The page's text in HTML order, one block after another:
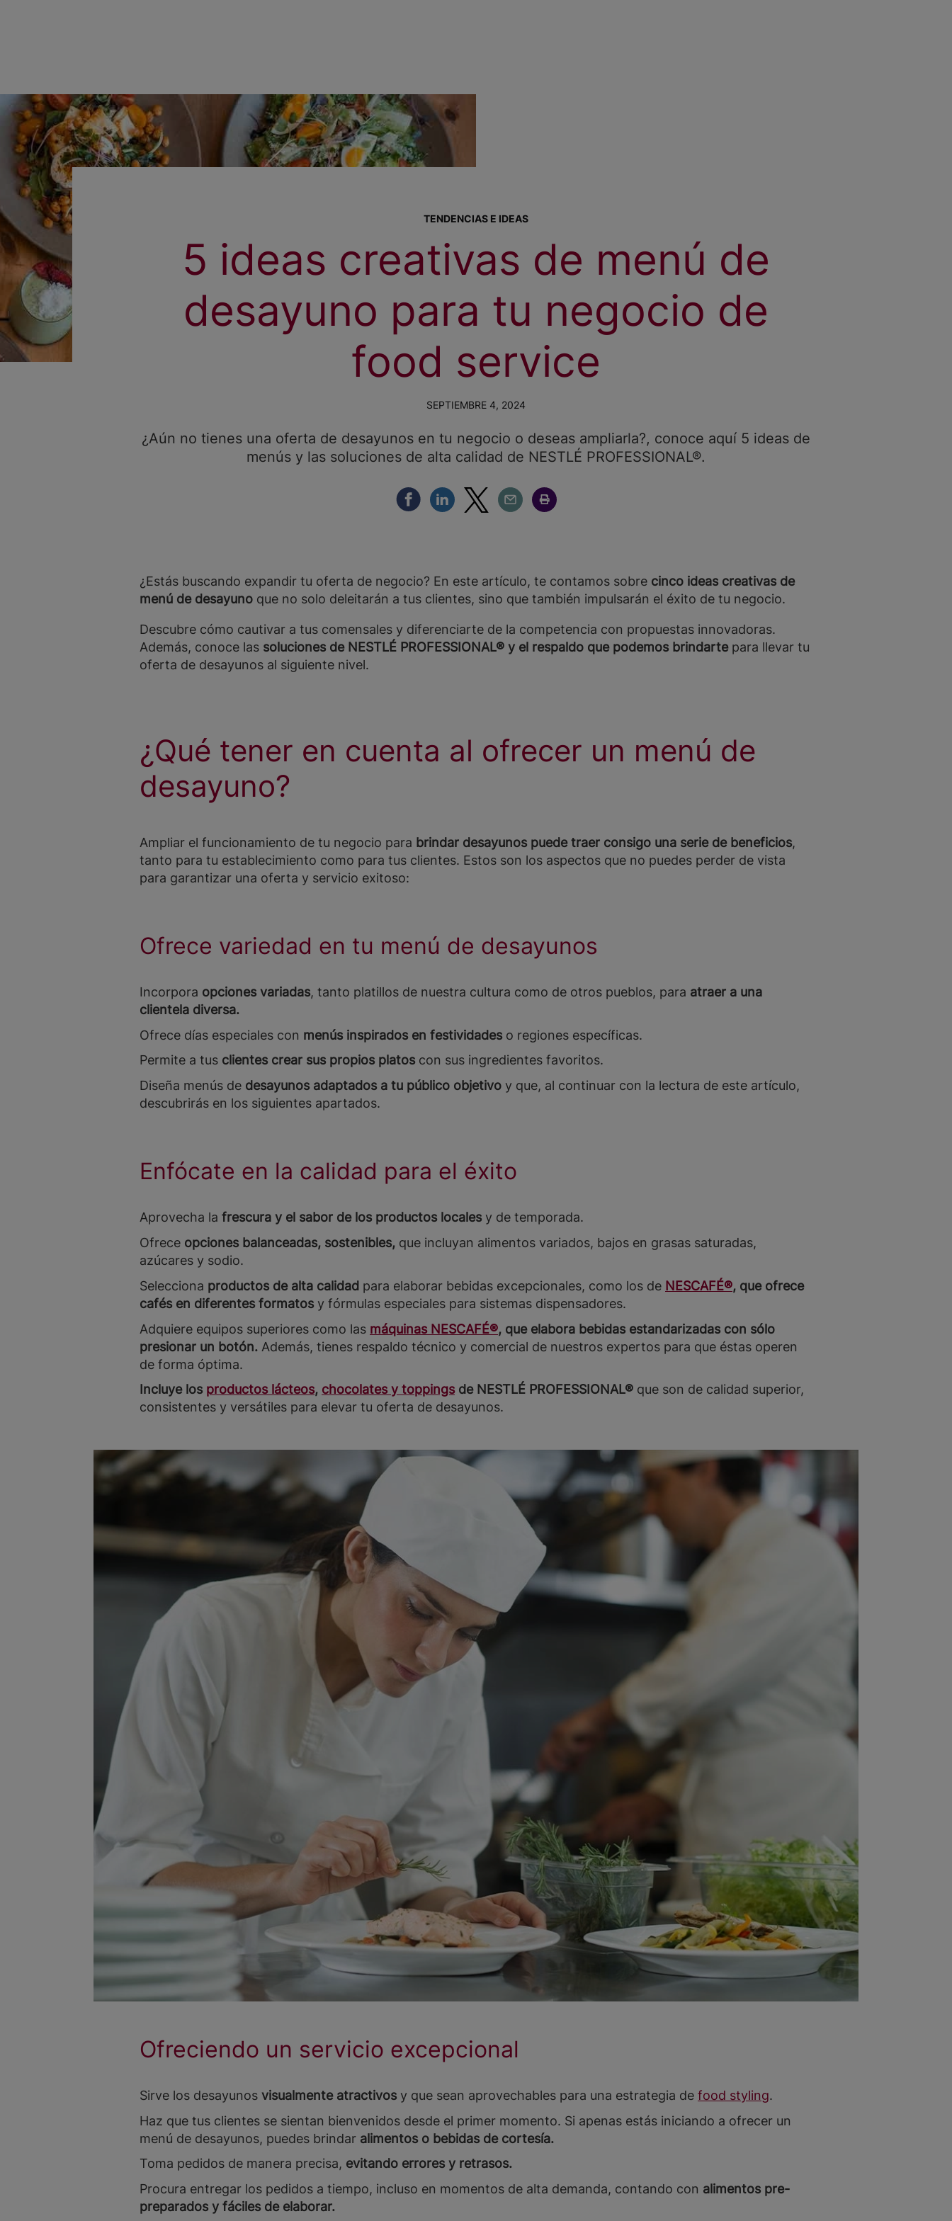
TENDENCIAS E IDEAS
5 ideas creativas de menú de
desayuno para tu negocio de
food service
SEPTIEMBRE 4, 2024
¿Aún no tienes una oferta de desayunos en tu negocio o deseas ampliarla?, conoce aquí 5 ideas de
menús y las soluciones de alta calidad de NESTLÉ PROFESSIONAL®.
Compartir Facebook
Compartir Linkedin
Compartir Twitter
Compartir Email
Compartir Imprimir
¿Estás buscando expandir tu oferta de negocio? En este artículo, te contamos sobre cinco ideas creativas de
menú de desayuno que no solo deleitarán a tus clientes, sino que también impulsarán el éxito de tu negocio.
Descubre cómo cautivar a tus comensales y diferenciarte de la competencia con propuestas innovadoras.
Además, conoce las soluciones de NESTLÉ PROFESSIONAL® y el respaldo que podemos brindartepara llevar tu
oferta de desayunos al siguiente nivel.
¿Qué tener en cuenta al ofrecer un menú de
desayuno?
Ampliar el funcionamiento de tu negocio para brindar desayunos puede traer consigo una serie de beneficios,
tanto para tu establecimiento como para tus clientes. Estos son los aspectos que no puedes perder de vista
para garantizar una oferta y servicio exitoso:
Ofrece variedad en tu menú de desayunos
Incorpora opciones variadas, tanto platillos de nuestra cultura como de otros pueblos, para atraer a una
clientela diversa.
Ofrece días especiales con menús inspirados en festividades o regiones específicas.
Permite a tus clientes crear sus propios platos con sus ingredientes favoritos.
Diseña menús de desayunos adaptados a tu público objetivo y que, al continuar con la lectura de este artículo,
descubrirás en los siguientes apartados.
Enfócate en la calidad para el éxito
Aprovecha la frescura y el sabor de los productos locales y de temporada.
Ofrece opciones balanceadas, sostenibles, que incluyan alimentos variados, bajos en grasas saturadas,
azúcares y sodio.
Selecciona productos de alta calidad para elaborar bebidas excepcionales, como los de NESCAFÉ®, que ofrece
cafés en diferentes formatos y fórmulas especiales para sistemas dispensadores.
Adquiere equipos superiores como las máquinas NESCAFÉ®, que elabora bebidas estandarizadas con sólo
presionar un botón. Además, tienes respaldo técnico y comercial de nuestros expertos para que éstas operen
de forma óptima.
Incluye los productos lácteos, chocolates y toppingsde NESTLÉ PROFESSIONAL® que son de calidad superior,
consistentes y versátiles para elevar tu oferta de desayunos.
Ofreciendo un servicio excepcional
Sirve los desayunos visualmente atractivos y que sean aprovechables para una estrategia de food styling.
Haz que tus clientes se sientan bienvenidos desde el primer momento. Si apenas estás iniciando a ofrecer un
menú de desayunos, puedes brindar alimentos o bebidas de cortesía.
Toma pedidos de manera precisa, evitando errores y retrasos.
Procura entregar los pedidos a tiempo, incluso en momentos de alta demanda, contando con alimentos pre-
preparados y fáciles de elaborar.